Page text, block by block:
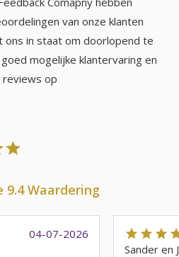
van onze klanten
in staat om doorlopend te
mogelijke klantervaring en
reviews op
Waardering
04-07-2026
Sander en